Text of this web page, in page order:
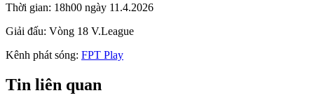
Thời gian: 18h00 ngày 11.4.2026
Giải đấu: Vòng 18 V.League
Kênh phát sóng: FPT Play
Tin liên quan